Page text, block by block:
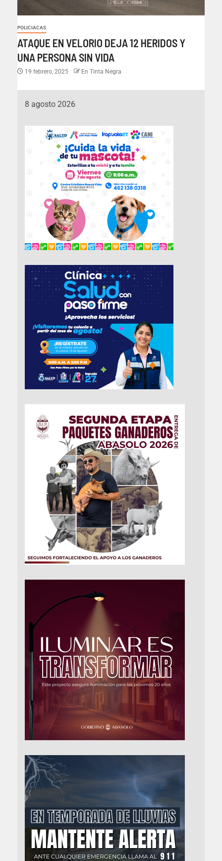
POLICIACAS
ATAQUE EN VELORIO DEJA 12 HERIDOS Y
UNA PERSONA SIN VIDA
19 febrero, 2025 En Tinta Negra
8 agosto 2026